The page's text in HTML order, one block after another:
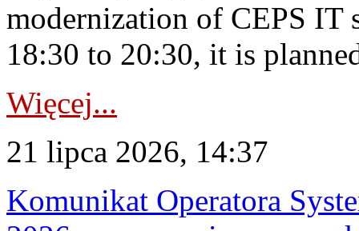
modernization of CEPS IT
18:30 to 20:30, it is
Więcej...
21 lipca 2026, 14:37
Komunikat Operatora